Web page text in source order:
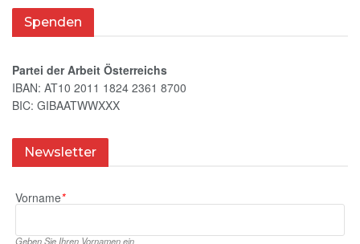
Spenden
Partei der Arbeit Österreichs
IBAN: AT10 2011 1824 2361 8700
BIC: GIBAATWWXXX
Newsletter
Vorname*
Geben Sie Ihren Vornamen ein